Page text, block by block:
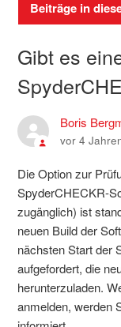
Beiträge in
Gibt es
Boris
vor 4
Die Option zur
SpyderCHECKR-
zugänglich) ist
neuen Build der
nächsten Start der
aufgefordert, die
herunterzuladen.
anmelden, werden